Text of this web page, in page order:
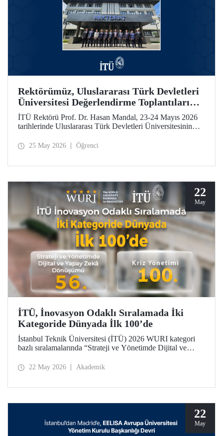
Rektörümüz, Uluslararası Türk Devletleri
Üniversitesi Değerlendirme Toplantıları
İçin Özbekistan’daydı
İTÜ Rektörü Prof. Dr. Hasan Mandal, 23-24 Mayıs 2026
tarihlerinde Uluslararası Türk Devletleri Üniversitesinin
25 May 2026 Öğrenci
22
May
İTÜ, İnovasyon Odaklı Sıralamada İki
Kategoride Dünyada İlk 100’de
İstanbul Teknik Üniversitesi (İTÜ) 2026 WURI kategori
bazlı sıralamalarında “Strateji ve Yönetimde Dijital ve
100’üncü oldu.
22 May 2026 Akademik
22
May